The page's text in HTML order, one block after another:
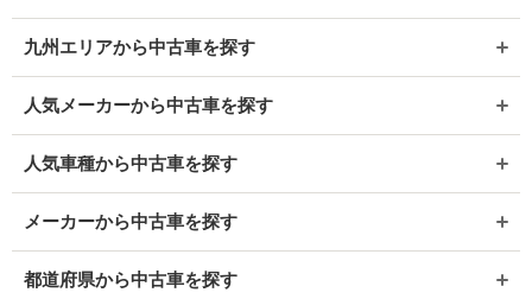
九州エリアから中古車を探す
人気メーカーから中古車を探す
人気車種から中古車を探す
メーカーから中古車を探す
都道府県から中古車を探す